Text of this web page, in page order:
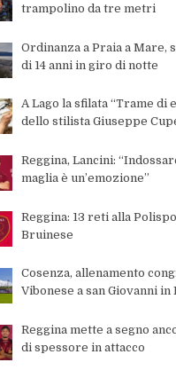
trampolino da tre metri
Ordinanza a Praia a Mare,
di 14 anni in giro di notte
A Lago la sfilata “Trame di
dello stilista Giuseppe
Reggina, Lancini:
maglia è un’emozione”
Reggina: 13 reti alla
Bruinese
Cosenza, allenamento
Vibonese a san Giovanni in
Reggina mette a segno
di spessore in attacco